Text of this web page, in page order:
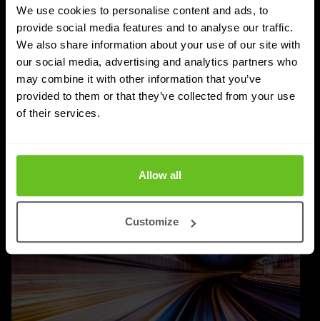
We use cookies to personalise content and ads, to
provide social media features and to analyse our traffic.
We also share information about your use of our site with
our social media, advertising and analytics partners who
may combine it with other information that you’ve
provided to them or that they’ve collected from your use
of their services.
Allow all
Customize
welke oplossing heb je nodig?
Het verschil tussen IAM, IGA en PAM uitgelegd: wat
elke oplossing doet, waar ze elkaar aanvullen en waar
je het beste kunt beginnen.
Edgar Kramer
Edgar Kramer